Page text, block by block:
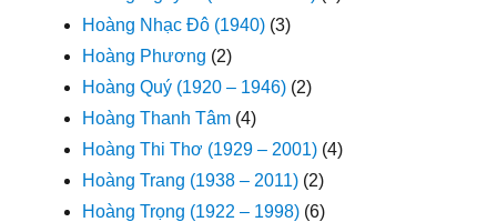
Hoàng Nhạc Đô (1940) (3)
Hoàng Phương (2)
Hoàng Quý (1920 – 1946) (2)
Hoàng Thanh Tâm (4)
Hoàng Thi Thơ (1929 – 2001) (4)
Hoàng Trang (1938 – 2011) (2)
Hoàng Trọng (1922 – 1998) (6)